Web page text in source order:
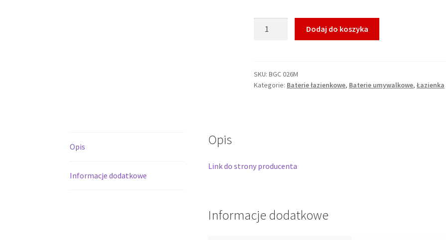
z
obrotową
Dodaj do koszyka
SKU:BGC 026M
Kategorie: Baterie łazienkowe, Baterie umywalkowe,Łazienka
Opis
Informacje dodatkowe
Opis
Link do strony producenta
Informacje dodatkowe